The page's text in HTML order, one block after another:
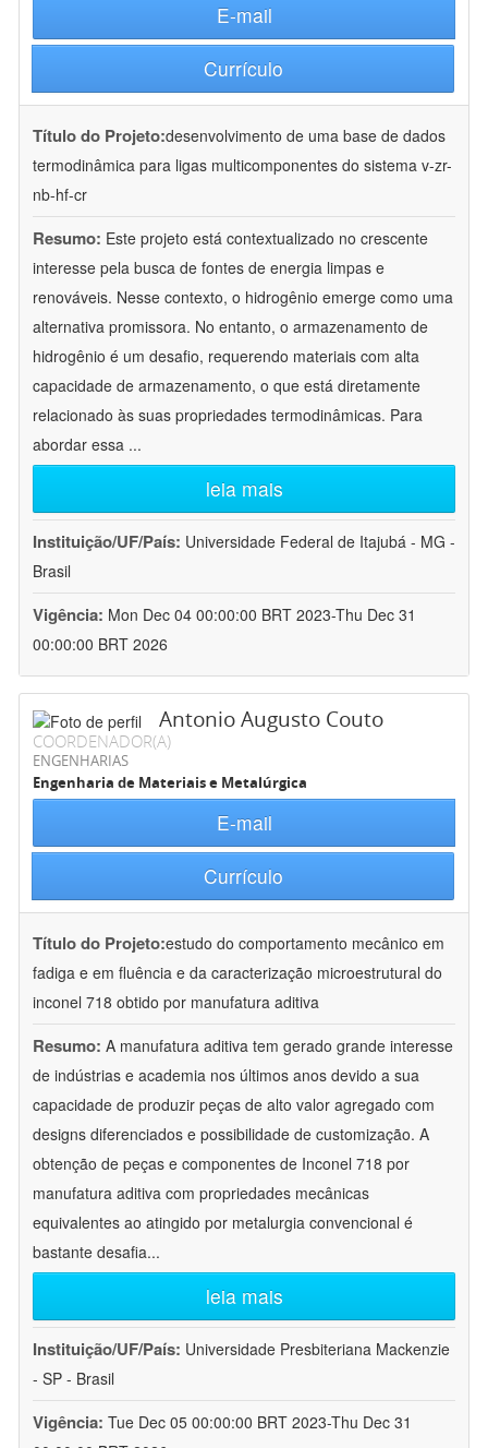
E-mail
Currículo
Título do Projeto:desenvolvimento de uma base de dados
termodinâmica para ligas multicomponentes do sistema v-zr-
nb-hf-cr
Resumo: Este projeto está contextualizado no crescente
interesse pela busca de fontes de energia limpas e
renováveis. Nesse contexto, o hidrogênio emerge como uma
alternativa promissora. No entanto, o armazenamento de
hidrogênio é um desafio, requerendo materiais com alta
capacidade de armazenamento, o que está diretamente
relacionado às suas propriedades termodinâmicas. Para
abordar essa ...
leia mais
Instituição/UF/País: Universidade Federal de Itajubá - MG -
Brasil
Vigência: Mon Dec 04 00:00:00 BRT 2023-Thu Dec 31
00:00:00 BRT 2026
Antonio Augusto Couto
COORDENADOR(A)
ENGENHARIAS
Engenharia de Materiais e Metalúrgica
E-mail
Currículo
Título do Projeto:estudo do comportamento mecânico em
fadiga e em fluência e da caracterização microestrutural do
inconel 718 obtido por manufatura aditiva
Resumo: A manufatura aditiva tem gerado grande interesse
de indústrias e academia nos últimos anos devido a sua
capacidade de produzir peças de alto valor agregado com
designs diferenciados e possibilidade de customização. A
obtenção de peças e componentes de Inconel 718 por
manufatura aditiva com propriedades mecânicas
equivalentes ao atingido por metalurgia convencional é
bastante desafia...
leia mais
Instituição/UF/País: Universidade Presbiteriana Mackenzie
- SP - Brasil
Vigência: Tue Dec 05 00:00:00 BRT 2023-Thu Dec 31